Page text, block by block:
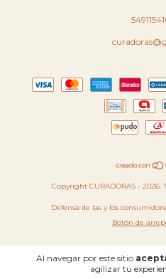
Al navegar por este sitio
agilizar tu
Copyright CURADORAS - 2026.
Defensa de las y los
Botón de